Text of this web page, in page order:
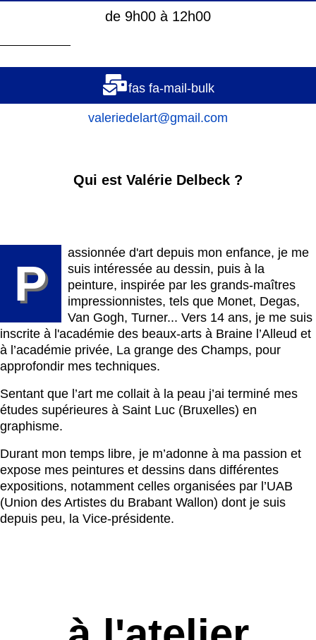
de 9h00 à 12h00
fas fa-mail-bulk
valeriedelart@gmail.com
Qui est Valérie Delbeck ?
P
assionnée d'art depuis mon enfance, je me
suis intéressée au dessin, puis à la
peinture, inspirée par les grands-maîtres
impressionnistes, tels que Monet, Degas,
Van Gogh, Turner... Vers 14 ans, je me suis
inscrite à l'académie des beaux-arts à Braine l’Alleud et
à l’académie privée, La grange des Champs, pour
approfondir mes techniques.
Sentant que l’art me collait à la peau j’ai terminé mes
études supérieures à Saint Luc (Bruxelles) en
graphisme.
Durant mon temps libre, je m’adonne à ma passion et
expose mes peintures et dessins dans différentes
expositions, notamment celles organisées par l’UAB
(Union des Artistes du Brabant Wallon) dont je suis
depuis peu, la Vice-présidente.